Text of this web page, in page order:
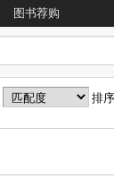
图书荐购
排